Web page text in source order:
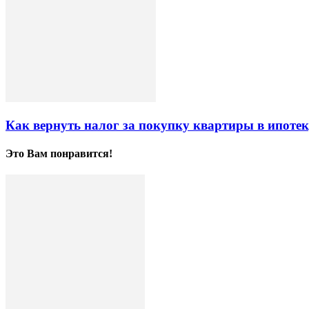
Как вернуть налог за покупку квартиры в
Это Вам понравится!